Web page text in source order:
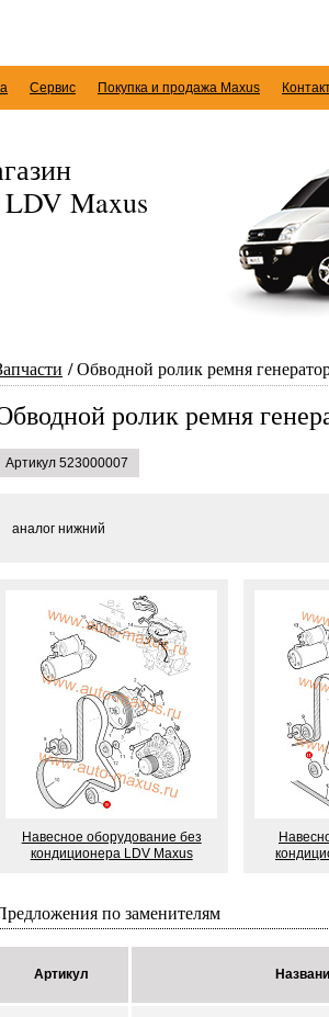
Сервис Покупка и продажа Maxus
LDV Maxus
Обводной ролик ремня
ролик ремня
Артикул 523000007
аналог нижний
Навесное оборудование без
кондиционера LDV Maxus
по заменителям
Артикул